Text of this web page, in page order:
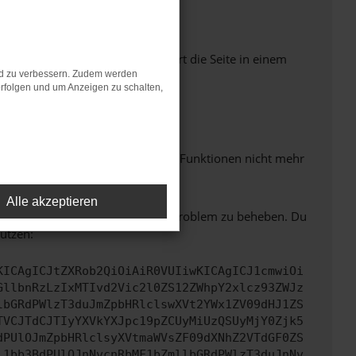
Seiten verhindern. Funktioniert die Seite in einem
dazu führen, dass bestimmte Funktionen nicht mehr
Wir werden versuchen, das Problem zu beheben. Du
zu verbessern. Zudem werden
und um Anzeigen zu schalten,
Alle akzeptieren